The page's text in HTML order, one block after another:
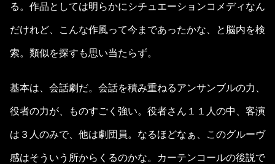
る。作品としては明らかにシチュエーションコメディなん
だけれど、こんな作風って今まであったかな、と脳内を検
索。類似を探すも思い当たらず。
基本は、会話劇だ。会話を積み重ねるアンサンブルの力、
役者の力が、ものすごく強い。役者さん１１人の中、客演
は３人のみで、他は劇団員。なるほどなぁ、このグルーヴ
感はそういう所からくるのかな。カーテンコールの後説で